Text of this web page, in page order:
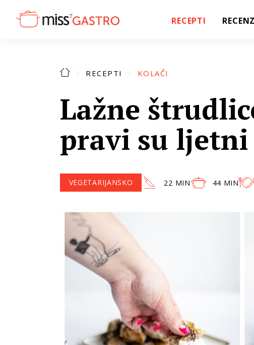
RECEPTI
RECEPTI KOLAČI
Lažne
pravi su
VEGETARIJANSKO 22 MIN 44 MIN